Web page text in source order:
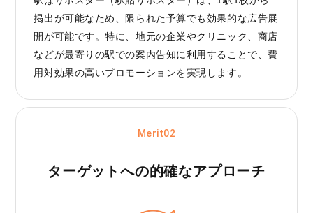
掲出が可能なため、限られた予算でも効果的な広告展
開が可能です。特に、地元の企業やクリニック、商店
などが最寄りの駅での案内告知に利用することで、費
用対効果の高いプロモーションを実現します。
Merit02
ターゲットへの的確なアプローチ